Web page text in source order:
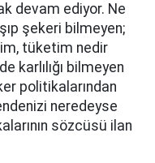
devam ediyor. Ne
şekeri bilmeyen;
tüketim nedir
karlılığı bilmeyen
politikalarından
neredeyse
sözcüsü ilan